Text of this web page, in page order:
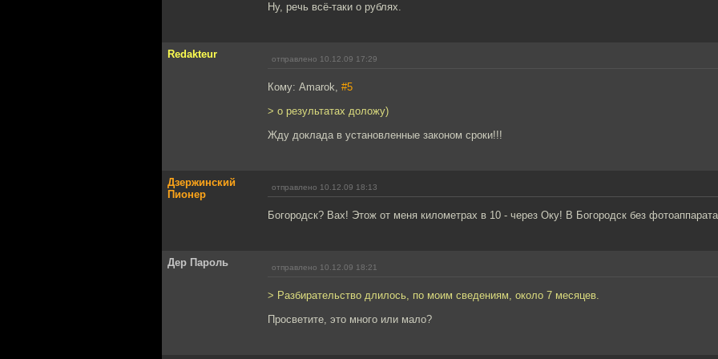
Ну, речь всё-таки о рублях.
Redakteur отправлено 10.12.09 17:29
Кому: Amarok, #5
> о результатах доложу)
Жду доклада в установленные законом сроки!!!
Дзержинский
Пионер
отправлено 10.12.09 18:13
Богородск? Вах! Этож от меня километрах в 10 - через Оку! В Богородск без
Дер Пароль отправлено 10.12.09 18:21
> Разбирательство длилось, по моим сведениям, около 7 месяцев.
Просветите, это много или мало?